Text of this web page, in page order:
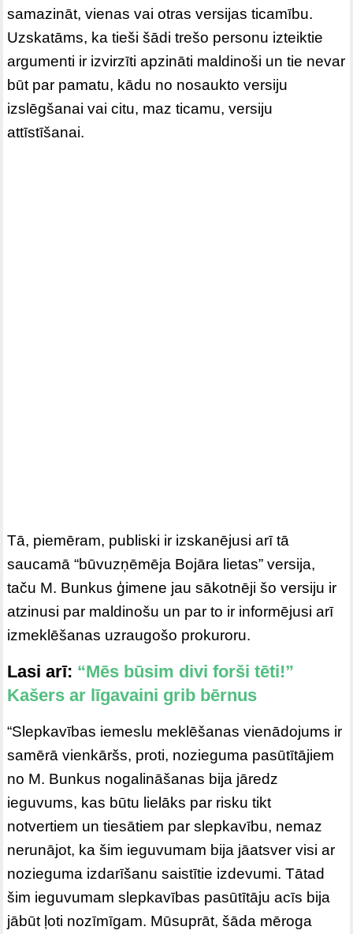
samazināt, vienas vai otras versijas ticamību.
Uzskatāms, ka tieši šādi trešo personu izteiktie
argumenti ir izvirzīti apzināti maldinoši un tie nevar
būt par pamatu, kādu no nosaukto versiju
izslēgšanai vai citu, maz ticamu, versiju
attīstīšanai.
Tā, piemēram, publiski ir izskanējusi arī tā
saucamā “būvuzņēmēja Bojāra lietas” versija,
taču M. Bunkus ģimene jau sākotnēji šo versiju ir
atzinusi par maldinošu un par to ir informējusi arī
izmeklēšanas uzraugošo prokuroru.
Lasi arī: “Mēs būsim divi forši tēti!”
Kašers ar līgavaini grib bērnus
“Slepkavības iemeslu meklēšanas vienādojums ir
samērā vienkāršs, proti, nozieguma pasūtītājiem
no M. Bunkus nogalināšanas bija jāredz
ieguvums, kas būtu lielāks par risku tikt
notvertiem un tiesātiem par slepkavību, nemaz
nerunājot, ka šim ieguvumam bija jāatsver visi ar
nozieguma izdarīšanu saistītie izdevumi. Tātad
šim ieguvumam slepkavības pasūtītāju acīs bija
jābūt ļoti nozīmīgam. Mūsuprāt, šāda mēroga